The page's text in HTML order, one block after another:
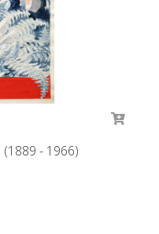
(1889 - 1966)